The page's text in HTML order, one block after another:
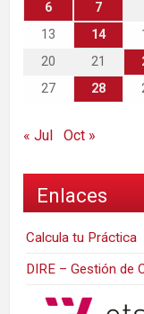
6
7
13
14
20
21
27
28
« Jul Oct »
Enlaces
Calcula tu Práctica
DIRE – Gestión de